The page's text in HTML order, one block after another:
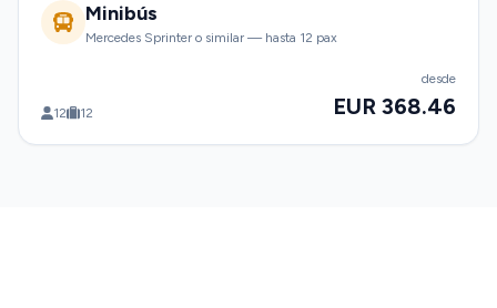
Minibús
Mercedes Sprinter o similar — hasta 12 pax
12 12
desde
EUR 368.46